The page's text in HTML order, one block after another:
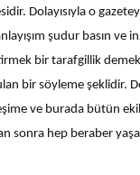
Dolayısıyla o
şudur basın ve
bir tarafgillik
bir söyleme şeklidir.
ve burada bütün
hep beraber